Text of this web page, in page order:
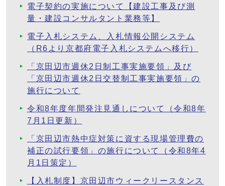
電子契約の実施について【建設工事及び測
量・建設コンサルタント業務等】
電子入札システム、入札情報公開システム
（R6より京都府電子入札システムへ移行）
「京田辺市週休2日制工事実施要領」及び
「京田辺市週休2日交替制工事実施要領」の
施行について
令和8年度年間発注見通しについて（令和8年
7月1日更新）
「京田辺市熱中症対策に資する現場管理費の
補正の試行要領」の施行について（令和8年4
月1日策定）
【入札制度】京田辺市ウィークリースタンス